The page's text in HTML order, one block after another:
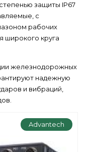
защиты IP67
с
рабочих
широкого круга
железнодорожных
надежную
и вибраций,
Advantech